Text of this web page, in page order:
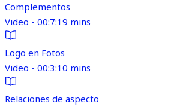
Complementos
Video - 00:7:19 mins
Logo en Fotos
Video - 00:3:10 mins
Relaciones de aspecto